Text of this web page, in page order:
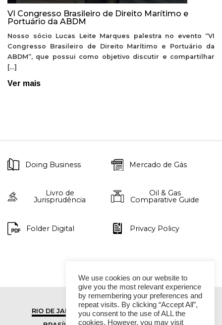
VI Congresso Brasileiro de Direito Marítimo e
Portuário da ABDM
Nosso sócio Lucas Leite Marques palestra no evento “VI
Congresso Brasileiro de Direito Marítimo e Portuário da
ABDM”, que possui como objetivo discutir e compartilhar
[…]
Ver mais
Doing Business Mercado de Gás
Livro de
Jurisprudência
Oil & Gas
Comparative Guide
Folder Digital Privacy Policy
RIO DE JANEIRO
SÃO PAULO
We use cookies on our website to
give you the most relevant experience
by remembering your preferences and
repeat visits. By clicking “Accept All”,
you consent to the use of ALL the
cookies. However, you may visit